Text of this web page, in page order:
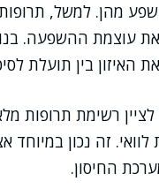
מהן. למשל,
את עוצמת ההשפעה.
בין תועלת
רשימת תרופות
זה נכון במיוחד
החיסון.